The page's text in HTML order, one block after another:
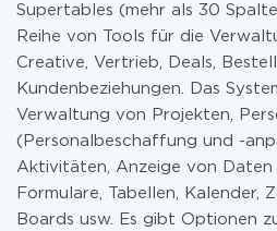
Supertables (mehr als 30
Reihe von Tools für die
Creative, Vertrieb, Deals,
Kundenbeziehungen. Das
Verwaltung von Projekten,
(Personalbeschaffung und -
Aktivitäten, Anzeige von Daten
Formulare, Tabellen, Kalender,
Boards usw. Es gibt Optionen